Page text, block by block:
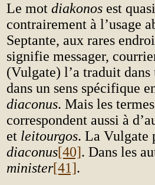
Le mot diakonos est
contrairement à l’usage
Septante, aux rares
signifie messager,
(Vulgate) l’a traduit
dans un sens spécifique
diaconus. Mais les termes
correspondent aussi à
et leitourgos. La Vulgate
diaconus[40]. Dans les
minister[41].